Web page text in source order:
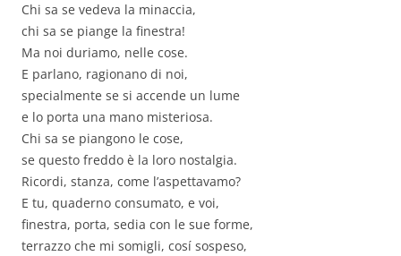
Chi sa se vedeva la minaccia,
chi sa se piange la finestra!
Ma noi duriamo, nelle cose.
E parlano, ragionano di noi,
specialmente se si accende un lume
e lo porta una mano misteriosa.
Chi sa se piangono le cose,
se questo freddo è la loro nostalgia.
Ricordi, stanza, come l’aspettavamo?
E tu, quaderno consumato, e voi,
finestra, porta, sedia con le sue forme,
terrazzo che mi somigli, cosí sospeso,